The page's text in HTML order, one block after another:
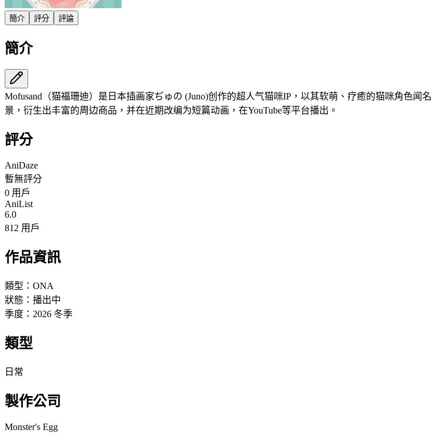
簡介 評分 評論
簡介
Mofusand（猫福珊迪）是日本插画家ぢゅの (Juno)创作的超人气猫咪IP，以其软萌、疗癒的猫咪角色
景，衍生出丰富的周边商品，并在近期改编为短篇动画，在YouTube等平台播出。
評分
AniDaze
暫無評分
0 用戶
AniList
6.0
812 用戶
作品資訊
類型： ONA
狀態： 播出中
季度： 2026 冬季
類型
日常
製作公司
Monster's Egg